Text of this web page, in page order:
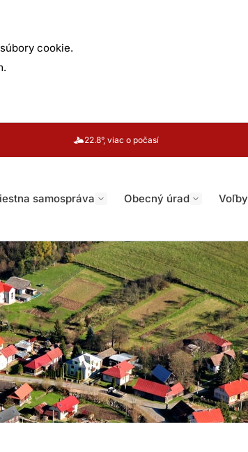
cookie.
22.8°, viac o počasí
samospráva Obecný úrad Voľby